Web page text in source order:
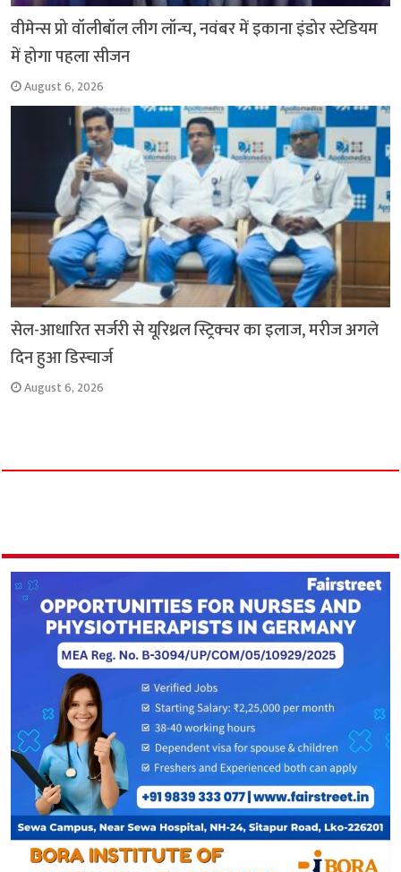
वीमेन्स प्रो वॉलीबॉल लीग लॉन्च, नवंबर में इकाना इंडोर स्टेडियम
में होगा पहला सीजन
August 6, 2026
सेल-आधारित सर्जरी से यूरिथ्रल स्ट्रिक्चर का इलाज, मरीज अगले
दिन हुआ डिस्चार्ज
August 6, 2026